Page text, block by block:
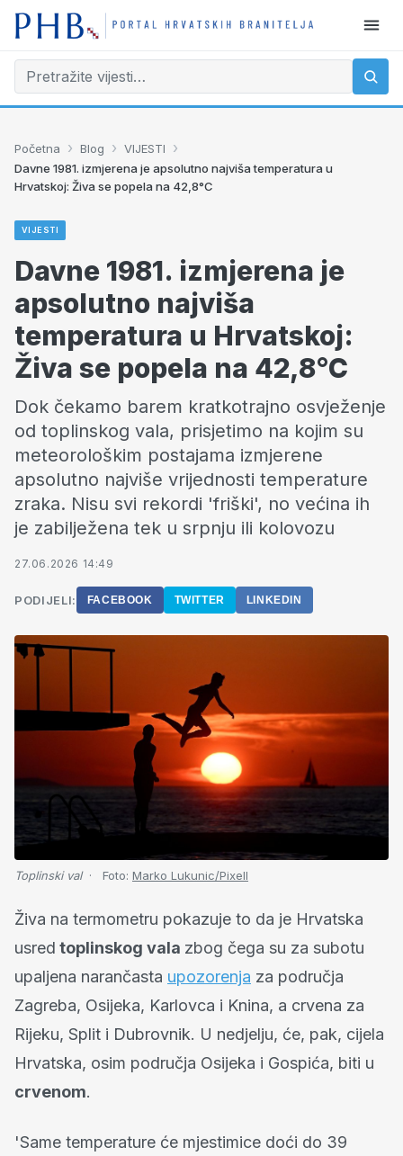
Početna › Blog › VIJESTI ›
Davne 1981. izmjerena je apsolutno najviša temperatura u
Hrvatskoj: Živa se popela na 42,8°C
VIJESTI
Davne 1981. izmjerena je
apsolutno najviša
temperatura u Hrvatskoj:
Živa se popela na 42,8°C
Dok čekamo barem kratkotrajno osvježenje
od toplinskog vala, prisjetimo na kojim su
meteorološkim postajama izmjerene
apsolutno najviše vrijednosti temperature
zraka. Nisu svi rekordi 'friški', no većina ih
je zabilježena tek u srpnju ili kolovozu
27.06.2026 14:49
PODIJELI: FACEBOOK TWITTER LINKEDIN
Toplinski val Foto: Marko Lukunic/Pixell
Živa na termometru pokazuje to da je Hrvatska
usred toplinskog vala zbog čega su za subotu
upaljena narančasta upozorenja za područja
Zagreba, Osijeka, Karlovca i Knina, a crvena za
Rijeku, Split i Dubrovnik. U nedjelju, će, pak, cijela
Hrvatska, osim područja Osijeka i Gospića, biti u
crvenom.
'Same temperature će mjestimice doći do 39